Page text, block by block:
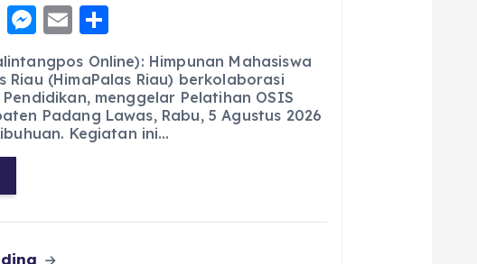
T
el
e
g
r
a
m
M
ss
e
n
E
m
ai
l
h
a
re
Online): Himpunan Mahasiswa
Riau (HimaPalas Riau) berkolaborasi
menggelar Pelatihan OSIS
Padang Lawas, Rabu, 5 Agustus 2026
Kegiatan ini…